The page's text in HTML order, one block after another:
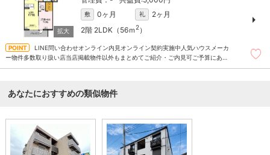
敷 0ヶ月 礼
2ヶ月
2階 2LDK（56ｍ 2）
LINE問い合わせオンライン内見オンライン契約実施中人気ハウスメーカ
ー物件多数取り扱い店当店掲載物件以外もまとめてご紹介・ご内見可ご予算にあっ
あなたにおすすめの類似物件